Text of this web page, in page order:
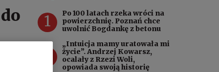
РУССКИЙ
УКРАЇНСЬКА
1
Po 100 latach rzeka wróci na
powierzchnię. Poznań chce
uwolnić Bogdankę z betonu
„Intuicja mamy uratowała mi
życie”. Andrzej Kowarsz,
ocalały z Rzezi Woli,
opowiada swoją historię